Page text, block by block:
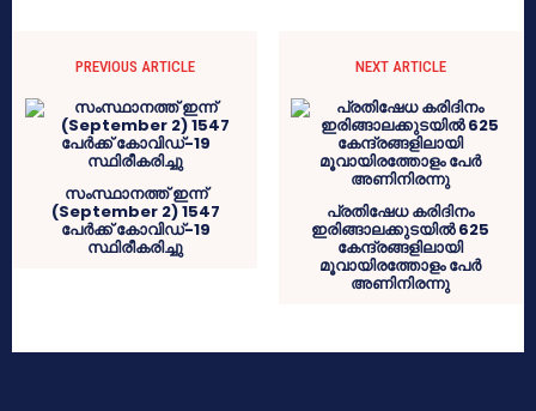
PREVIOUS ARTICLE
സംസ്ഥാനത്ത് ഇന്ന്
(September 2) 1547
പേര്‍ക്ക് കോവിഡ്-19
സ്ഥിരീകരിച്ചു
NEXT ARTICLE
പ്രതിഷേധ കരിദിനം
ഇരിങ്ങാലക്കുടയിൽ 625
കേന്ദ്രങ്ങളിലായി
മൂവായിരത്തോളം പേർ
അണിനിരന്നു